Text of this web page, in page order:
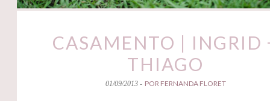
CASAMENTO | INGRID
THIAGO
01/09/2013 - POR FERNANDA FLORET